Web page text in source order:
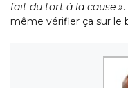
fait du tort à la cause »
même vérifier ça sur le